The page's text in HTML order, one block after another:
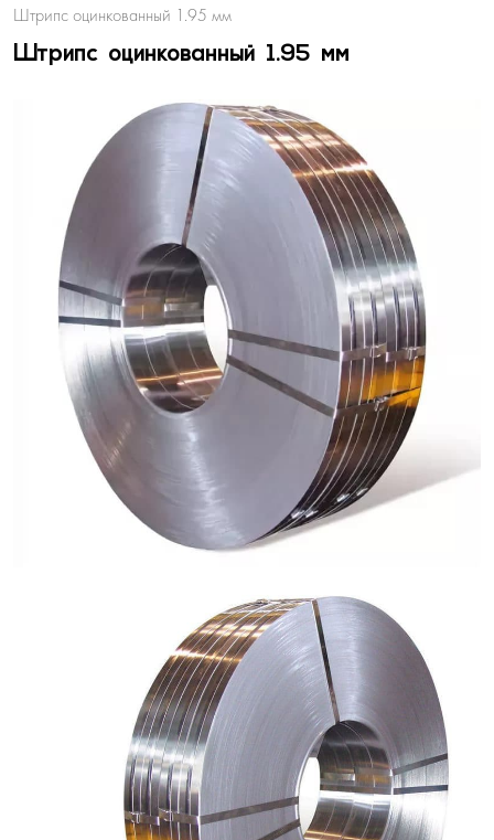
Штрипс оцинкованный 1.95 мм
Штрипс оцинкованный 1.95 мм